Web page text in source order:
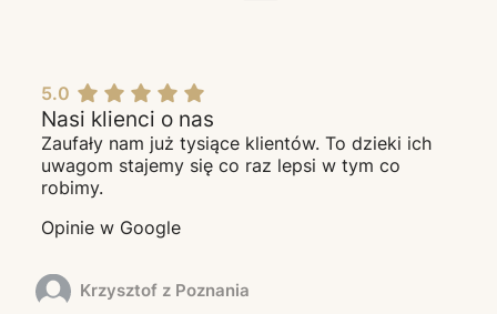
5.0
Nasi klienci o nas
Zaufały nam już tysiące klientów. To dzieki ich
uwagom stajemy się co raz lepsi w tym co
robimy.
Opinie w Google
Krzysztof z Poznania